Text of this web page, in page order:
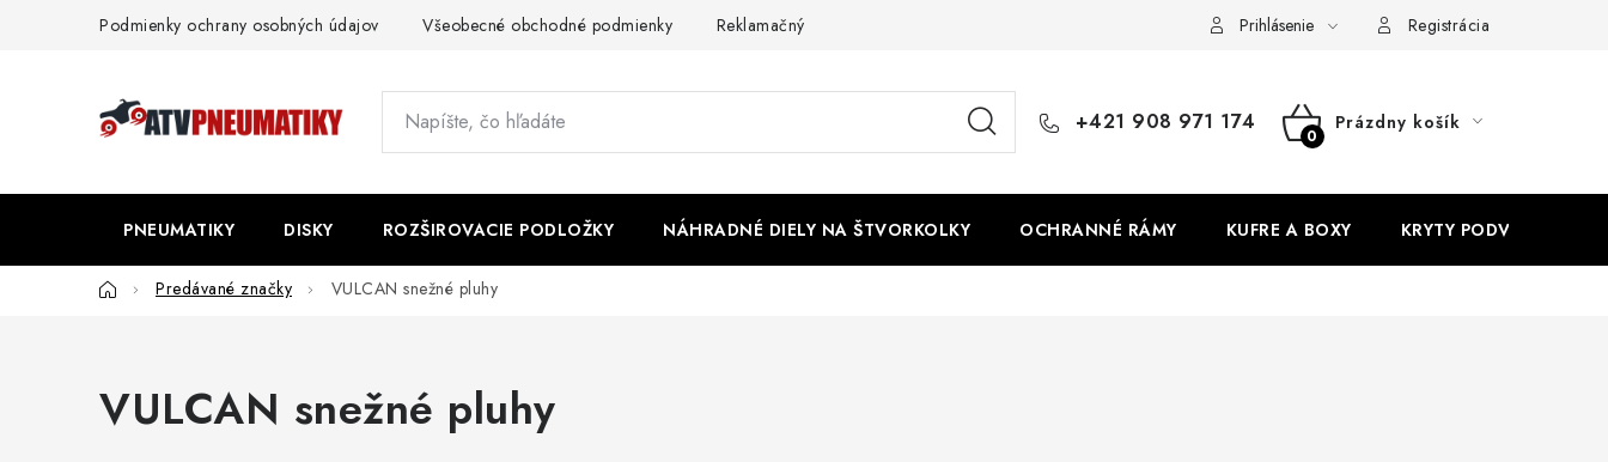
Podmienky ochrany osobných údajov Všeobecné obchodné podmienky Reklamačný poriadok - formulár Prihlásenie Registrácia
+421 908 971 174
NÁKUPNÝ
Prázdny košík
PNEUMATIKY DISKY ROZŠIROVACIE PODLOŽKY NÁHRADNÉ DIELY NA ŠTVORKOLKY OCHRANNÉ RÁMY KUFRE A BOXY KRYTY PODVOZKU
DomovPredávané značky VULCAN snežné pluhy
VULCAN snežné pluhy